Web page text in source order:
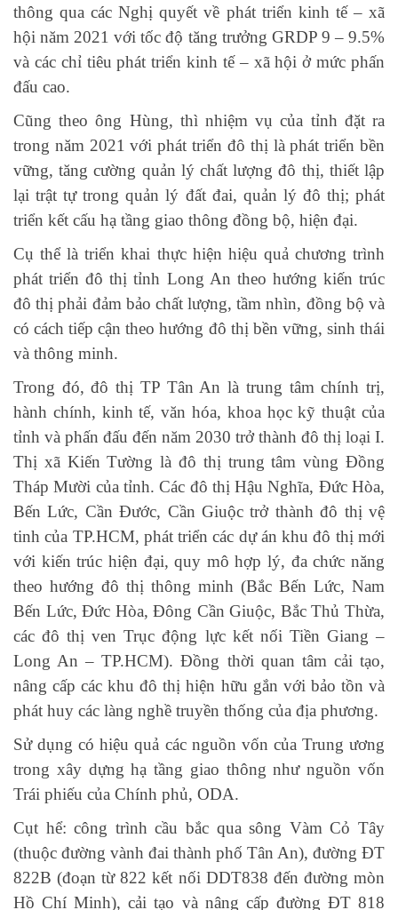
thông qua các Nghị quyết về phát triển kinh tế – xã
hội năm 2021 với tốc độ tăng trưởng GRDP 9 – 9.5%
và các chỉ tiêu phát triển kinh tế – xã hội ở mức phấn
đấu cao.
Cũng theo ông Hùng, thì nhiệm vụ của tỉnh đặt ra
trong năm 2021 với phát triển đô thị là phát triển bền
vững, tăng cường quản lý chất lượng đô thị, thiết lập
lại trật tự trong quản lý đất đai, quản lý đô thị; phát
triển kết cấu hạ tầng giao thông đồng bộ, hiện đại.
Cụ thể là triển khai thực hiện hiệu quả chương trình
phát triển đô thị tỉnh Long An theo hướng kiến trúc
đô thị phải đảm bảo chất lượng, tầm nhìn, đồng bộ và
có cách tiếp cận theo hướng đô thị bền vững, sinh thái
và thông minh.
Trong đó, đô thị TP Tân An là trung tâm chính trị,
hành chính, kinh tế, văn hóa, khoa học kỹ thuật của
tỉnh và phấn đấu đến năm 2030 trở thành đô thị loại I.
Thị xã Kiến Tường là đô thị trung tâm vùng Đồng
Tháp Mười của tỉnh. Các đô thị Hậu Nghĩa, Đức Hòa,
Bến Lức, Cần Đước, Cần Giuộc trở thành đô thị vệ
tinh của TP.HCM, phát triển các dự án khu đô thị mới
với kiến trúc hiện đại, quy mô hợp lý, đa chức năng
theo hướng đô thị thông minh (Bắc Bến Lức, Nam
Bến Lức, Đức Hòa, Đông Cần Giuộc, Bắc Thủ Thừa,
các đô thị ven Trục động lực kết nối Tiền Giang –
Long An – TP.HCM). Đồng thời quan tâm cải tạo,
nâng cấp các khu đô thị hiện hữu gắn với bảo tồn và
phát huy các làng nghề truyền thống của địa phương.
Sử dụng có hiệu quả các nguồn vốn của Trung ương
trong xây dựng hạ tầng giao thông như nguồn vốn
Trái phiếu của Chính phủ, ODA.
Cụt hể: công trình cầu bắc qua sông Vàm Cỏ Tây
(thuộc đường vành đai thành phố Tân An), đường ĐT
822B (đoạn từ 822 kết nối DDT838 đến đường mòn
Hồ Chí Minh), cải tạo và nâng cấp đường ĐT 818